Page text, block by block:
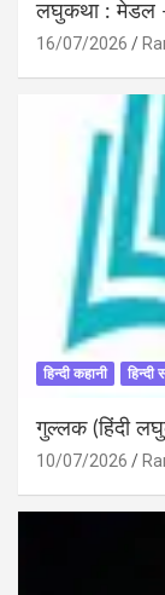
लघुकथा : मेडल -
16/07/2026
हिन्दी कहानी हिन्दी
गुल्लक (हिंदी
10/07/2026